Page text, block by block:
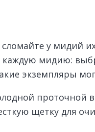
у мидий
мидию:
экземпляры
проточной
щетку для